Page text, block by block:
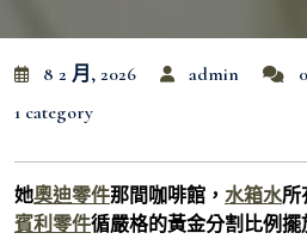
8 2 月, 2026 admin
1 category
她奧迪零件那間咖啡館， 水箱水所
賓利零件循嚴格的黃金分割比例